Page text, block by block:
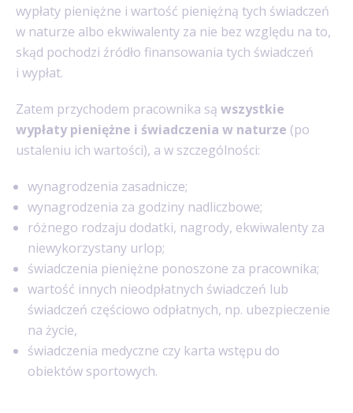
wypłaty pieniężne i wartość pieniężną tych świadczeń
w naturze albo ekwiwalenty za nie bez względu na to,
skąd pochodzi źródło finansowania tych świadczeń
i wypłat.
Zatem przychodem pracownika są wszystkie
wypłaty pieniężne i świadczenia w naturze (po
ustaleniu ich wartości), a w szczególności:
wynagrodzenia zasadnicze;
wynagrodzenia za godziny nadliczbowe;
różnego rodzaju dodatki, nagrody, ekwiwalenty za
niewykorzystany urlop;
świadczenia pieniężne ponoszone za pracownika;
wartość innych nieodpłatnych świadczeń lub
świadczeń częściowo odpłatnych, np. ubezpieczenie
na życie,
świadczenia medyczne czy karta wstępu do
obiektów sportowych.